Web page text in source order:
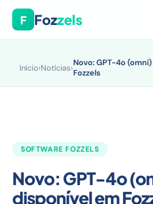
F Fozzels
Início›Notícias›Novo: GPT-4o
Fozzels
SOFTWARE FOZZELS
Novo: GPT-4o
disponível em